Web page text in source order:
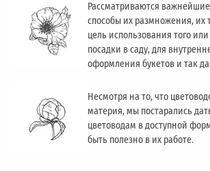
Рассматриваются
способы их размножения, их
цель использования того
посадки в саду, для
оформления букетов и так
Несмотря на то, что
материя, мы постарались
цветоводам в доступной
быть полезно в их работе.